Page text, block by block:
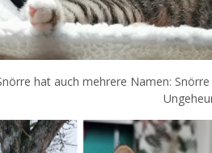
hat auch mehrere Namen: